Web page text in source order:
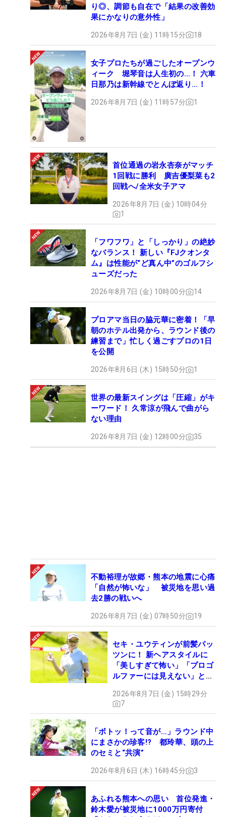
り◎、調節も自在で「結果の改善効
果にかなりの意外性」
2026年8月7日 (金) 11時15分 18
女子プロたちが過ごしたオープンウ
ィーク 堀琴音は人生初の…！ 六車
日那乃は新幹線でとんぼ返り…！
2026年8月7日 (金) 11時57分 1
首位通過の岩永杏奈がマッチ
1回戦に勝利 廣吉優梨菜も2
回戦へ/全米女子アマ
2026年8月7日 (金) 10時04分
1
「フワフワ」と「しっかり」の絶妙
なバランス！ 新しい『FJクオンタ
ム』は性能が“ど真ん中”のゴルフシ
ューズだった
2026年8月7日 (金) 10時00分 14
プロアマ当日の脇元華に密着！「早
朝のホテル出発から、ラウンド後の
練習まで」忙しく過ごすプロの1日
を公開
2026年8月6日 (木) 15時50分 1
世界の最新スイングは「圧縮」がキ
ーワード！ 久常涼が飛んで曲がら
ない理由
2026年8月7日 (金) 12時00分 35
不動裕理が故郷・熊本の地震に心痛
「自然が怖いな」 被災地を思い過
去2勝の戦いへ
2026年8月7日 (金) 07時50分 19
セキ・ユウティンが前髪パッ
ツンに！ 新ヘアスタイルに
「美しすぎて怖い」「プロゴ
ルファーには見えない」とコ
2026年8月7日 (金) 15時29分
7
「ボトッ！って音が…」ラウンド中
にまさかの珍客!? 都玲華、頭の上
のセミと“共演”
2026年8月6日 (木) 16時45分 3
あふれる熊本への思い 首位発進・
鈴木愛が被災地に1000万円寄付